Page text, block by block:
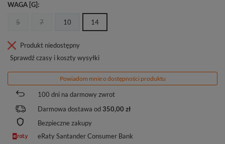
WAGA [G]
5 7 10 14
Produkt niedostępny
Sprawdź czasy i koszty wysyłki
Powiadom mnie o dostępności produktu
100 dni na darmowy zwrot
Darmowa dostawa od 350,00 zł
Bezpieczne zakupy
eRaty Santander Consumer Bank